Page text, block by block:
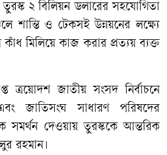
২ বিলিয়ন ডলারের সহযোগিতা
শান্তি ও টেকসই উন্নয়নের লক্ষ্যে
কাঁধ মিলিয়ে কাজ করার প্রত্যয় ব্যক্ত
ত্রয়োদশ জাতীয় সংসদ নির্বাচনে
জাতিসংঘ সাধারণ পরিষদের
সমর্থন দেওয়ায় তুরস্ককে আন্তরিক
রহমান।